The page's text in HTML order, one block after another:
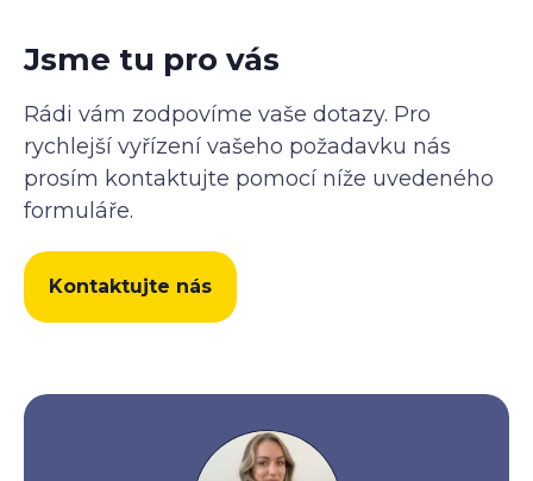
Jsme tu pro vás
Rádi vám zodpovíme vaše dotazy. Pro
rychlejší vyřízení vašeho požadavku nás
prosím kontaktujte pomocí níže uvedeného
formuláře.
Kontaktujte nás